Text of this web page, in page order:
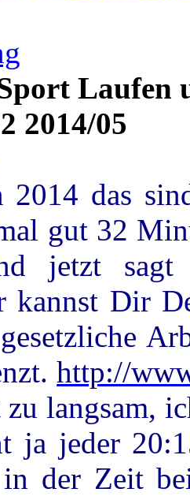
2014/05
das
gut 32
jetzt sagt
kannst Dir
http://
langsam,
ja jeder
in der Zeit